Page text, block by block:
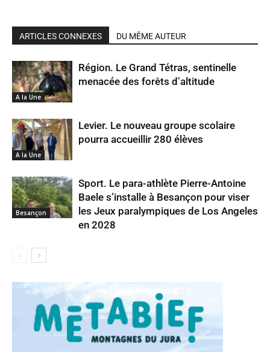
ARTICLES CONNEXES DU MÊME AUTEUR
A la Une
Région. Le Grand Tétras, sentinelle
menacée des forêts d’altitude
A la Une
Levier. Le nouveau groupe scolaire
pourra accueillir 280 élèves
Besançon
Sport. Le para-athlète Pierre-Antoine
Baele s’installe à Besançon pour viser
les Jeux paralympiques de Los Angeles
en 2028